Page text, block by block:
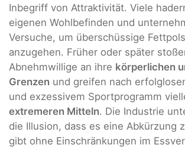
Inbegriff von Attraktivität. Viele
eigenen Wohlbefinden und
Versuche, um überschüssige
anzugehen. Früher oder später
Abnehmwillige an ihre körperlichen
Grenzen und greifen nach
und exzessivem Sportprogramm
extremeren Mitteln. Die Industrie
die Illusion, dass es eine Abkürzung
gibt ohne Einschränkungen im